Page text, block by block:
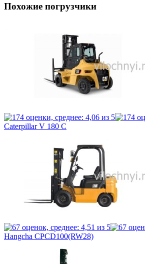
Похожие погрузчики
Caterpillar V 180 C
Hangcha CPCD100(RW28)